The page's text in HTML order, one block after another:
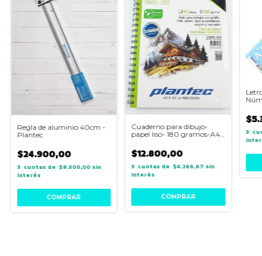
Regla de aluminio 40cm -
Plantec
$24.900,00
3 $8.300,00 sin
interés
Cuaderno para dibujo-
papel liso- 180 gramos-A4 -
$12.800,00
3 $4.266,67 sin
interés
3